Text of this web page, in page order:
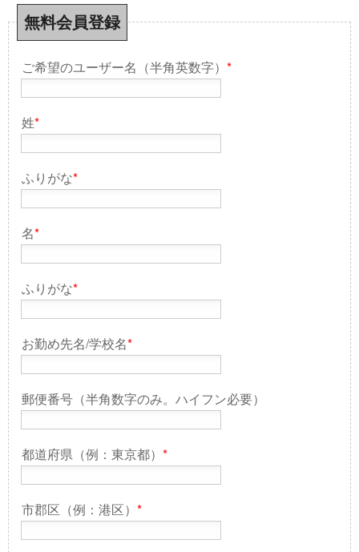
無料会員登録
ご希望のユーザー名（半角英数字） *
姓*
ふりがな*
名*
ふりがな*
お勤め先名/学校名*
郵便番号（半角数字のみ。ハイフン必要）
都道府県（例：東京都） *
市郡区（例：港区） *